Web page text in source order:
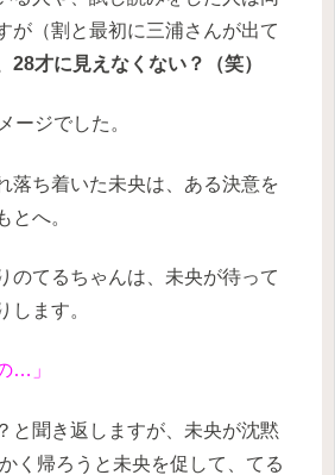
が（割と最初に三浦さんが出て
才に見えなくない？（笑）
ージでした。
落ち着いた未央は、ある決意を
とへ。
のてるちゃんは、未央が待って
します。
…」
と聞き返しますが、未央が沈黙
く帰ろうと未央を促して、てる